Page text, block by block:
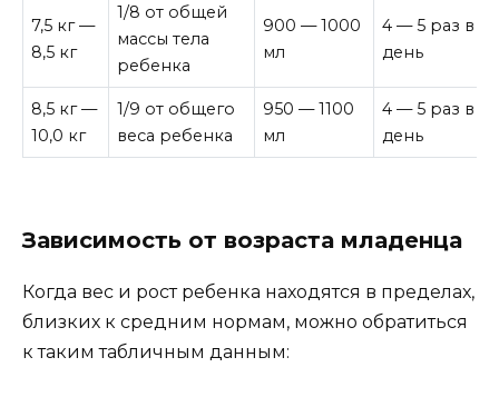
7,5 кг —
8,5 кг
1/8 от общей
массы тела
ребенка
900 — 1000
мл
4 — 5 раз в
день
8,5 кг —
10,0 кг
1/9 от общего
веса ребенка
950 — 1100
мл
4 — 5 раз в
день
Зависимость от возраста младенца
Когда вес и рост ребенка находятся в пределах,
близких к средним нормам, можно обратиться
к таким табличным данным: